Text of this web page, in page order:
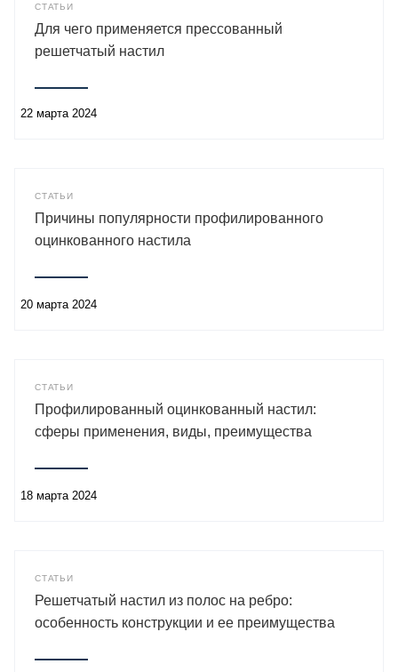
СТАТЬИ
Для чего применяется прессованный
решетчатый настил
22 марта 2024
СТАТЬИ
Причины популярности профилированного
оцинкованного настила
20 марта 2024
СТАТЬИ
Профилированный оцинкованный настил:
сферы применения, виды, преимущества
18 марта 2024
СТАТЬИ
Решетчатый настил из полос на ребро:
особенность конструкции и ее преимущества